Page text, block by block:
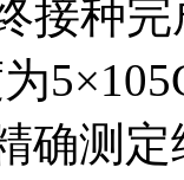
接种
确测